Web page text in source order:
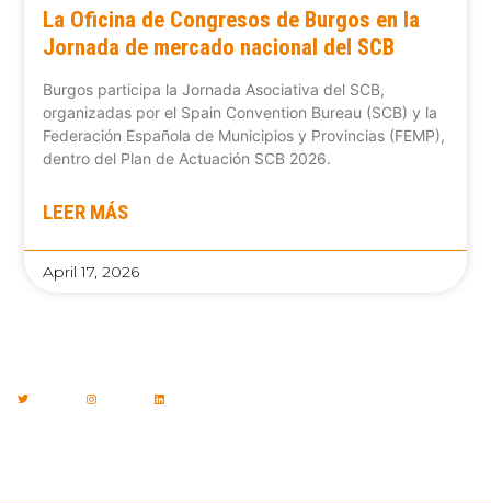
La Oficina de Congresos de Burgos en la
Jornada de mercado nacional del SCB
Burgos participa la Jornada Asociativa del SCB,
organizadas por el Spain Convention Bureau (SCB) y la
Federación Española de Municipios y Provincias (FEMP),
dentro del Plan de Actuación SCB 2026.
LEER MÁS
April 17, 2026